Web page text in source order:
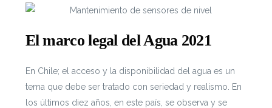
El marco legal del Agua 2021
En Chile; el acceso y la disponibilidad del agua es un
tema que debe ser tratado con seriedad y realismo. En
los últimos diez años, en este país, se observa y se